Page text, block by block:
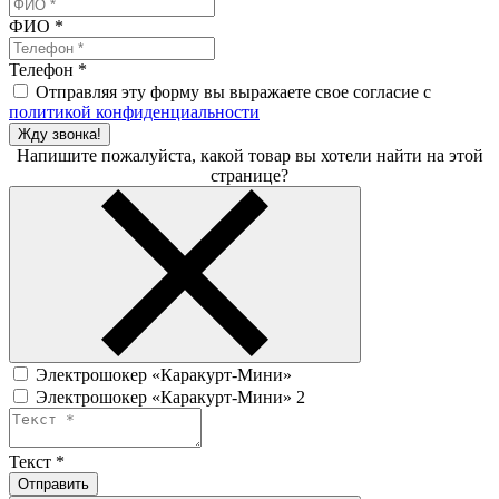
ФИО *
Телефон *
Отправляя эту форму вы выражаете свое согласие с
политикой конфиденциальности
Жду звонка!
Напишите пожалуйста, какой товар вы хотели найти на этой
странице?
Электрошокер «Каракурт-Мини»
Электрошокер «Каракурт-Мини» 2
Текст *
Отправить